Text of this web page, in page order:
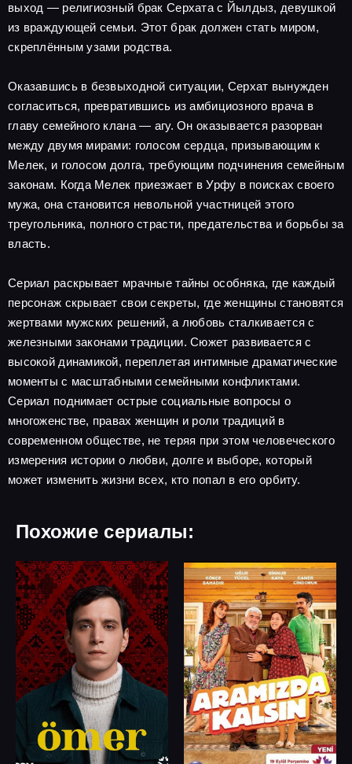
выход — религиозный брак Серхата с Йылдыз, девушкой
из враждующей семьи. Этот брак должен стать миром,
скреплённым узами родства.
Оказавшись в безвыходной ситуации, Серхат вынужден
согласиться, превратившись из амбициозного врача в
главу семейного клана — агу. Он оказывается разорван
между двумя мирами: голосом сердца, призывающим к
Мелек, и голосом долга, требующим подчинения семейным
законам. Когда Мелек приезжает в Урфу в поисках своего
мужа, она становится невольной участницей этого
треугольника, полного страсти, предательства и борьбы за
власть.
Сериал раскрывает мрачные тайны особняка, где каждый
персонаж скрывает свои секреты, где женщины становятся
жертвами мужских решений, а любовь сталкивается с
железными законами традиции. Сюжет развивается с
высокой динамикой, переплетая интимные драматические
моменты с масштабными семейными конфликтами.
Сериал поднимает острые социальные вопросы о
многоженстве, правах женщин и роли традиций в
современном обществе, не теряя при этом человеческого
измерения истории о любви, долге и выборе, который
может изменить жизни всех, кто попал в его орбиту.
Похожие сериалы: